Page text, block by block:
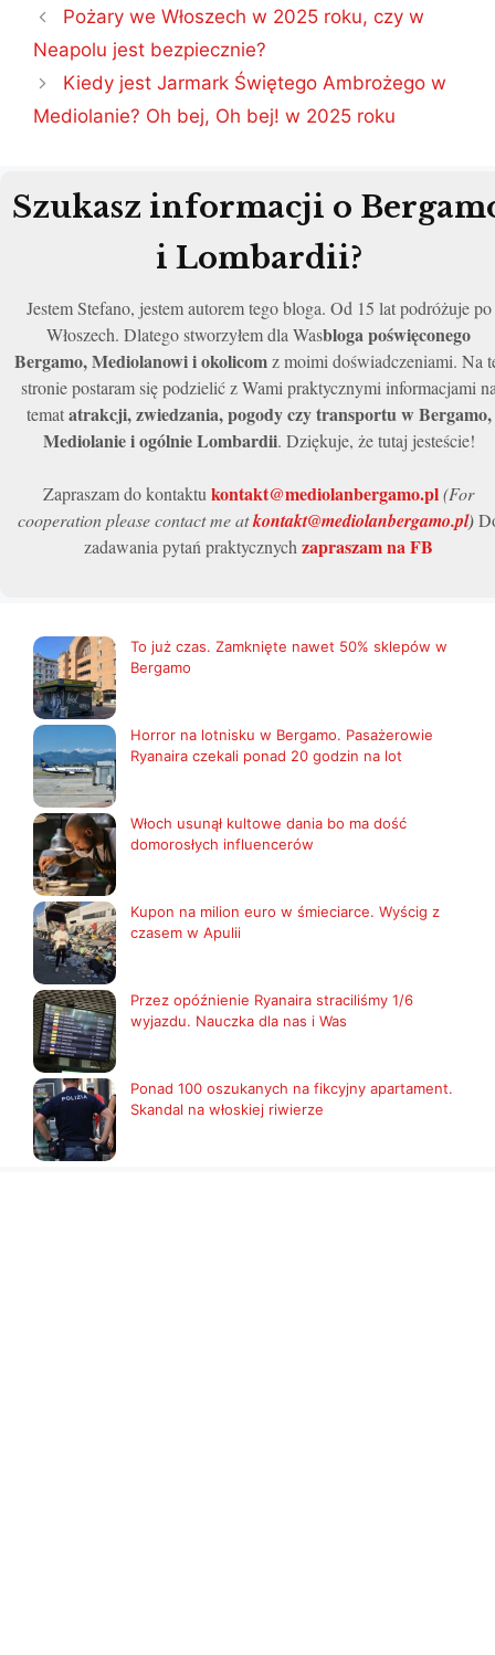
Nawigacja
wpisu
Pożary we Włoszech w 2025 roku, czy w
Neapolu jest bezpiecznie?
Kiedy jest Jarmark Świętego Ambrożego w
Mediolanie? Oh bej, Oh bej! w 2025 roku
Szukasz informacji o
i Lombardii?
Jestem Stefano, jestem autorem tego bloga. Od 15 lat podróżuje po
Włoszech. Dlatego stworzyłem dla Wasbloga poświęconego
Bergamo, Mediolanowi i okolicomz moimi doświadczeniami. Na
stronie postaram się podzielić z Wami praktycznymi informacjami
tematatrakcji, zwiedzania, pogody czy transportu w Bergamo,
Mediolanie i ogólnie Lombardii. Dziękuje, że tutaj jesteście!
Zapraszam do kontaktukontakt@mediolanbergamo.pl(For
cooperation please contact me atkontakt@mediolanbergamo.pl)
zadawania pytań praktycznychzapraszam na FB
To już czas. Zamknięte nawet 50% sklepów w
Bergamo
Horror na lotnisku w Bergamo. Pasażerowie
Ryanaira czekali ponad 20 godzin na lot
Włoch usunął kultowe dania bo ma dość
domorosłych influencerów
Kupon na milion euro w śmieciarce. Wyścig z
czasem w Apulii
Przez opóźnienie Ryanaira straciliśmy 1/6
wyjazdu. Nauczka dla nas i Was
Ponad 100 oszukanych na fikcyjny apartament.
Skandal na włoskiej riwierze